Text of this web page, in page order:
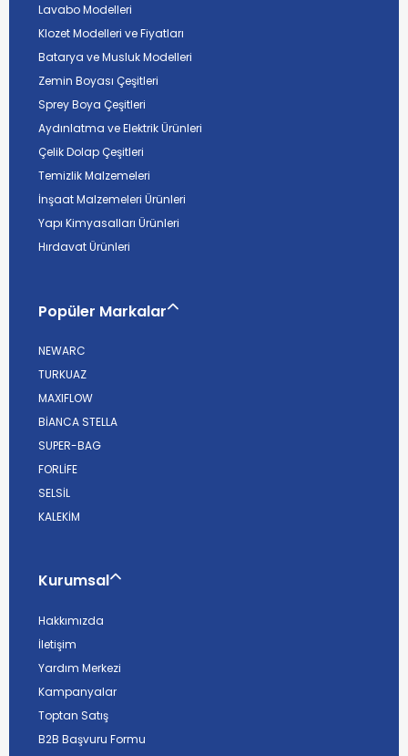
Lavabo Modelleri
Klozet Modelleri ve Fiyatları
Batarya ve Musluk Modelleri
Zemin Boyası Çeşitleri
Sprey Boya Çeşitleri
Aydınlatma ve Elektrik Ürünleri
Çelik Dolap Çeşitleri
Temizlik Malzemeleri
İnşaat Malzemeleri Ürünleri
Yapı Kimyasalları Ürünleri
Hırdavat Ürünleri
Popüler Markalar
NEWARC
TURKUAZ
MAXIFLOW
BİANCA STELLA
SUPER-BAG
FORLİFE
SELSİL
KALEKİM
Kurumsal
Hakkımızda
İletişim
Yardım Merkezi
Kampanyalar
Toptan Satış
B2B Başvuru Formu